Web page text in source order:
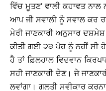
ਵਿੱਚ ਮੂਤਣ’ ਵਾਲੀ ਕਹਾਵਤ
ਆਪ ਜੀ ਸਵਾਲੀ ਨੂੰ ਸਵਾਲ ਕਰ
ਮੇਰੀ ਜਾਣਕਾਰੀ ਅਨੁਸਾਰ
ਕੀਤੀ ਗਈ ੨੩ ਪੋਹ ਨੂੰ ਨਹੀਂ
ਹੈ ਤਾਂ ਫ਼ਿਲਹਾਲ ਵਿਦਵਾਨ
ਸਹੀ ਜਾਣਕਾਰੀ ਦੇਣ। ਜੇ
ਲਵਾਂਗਾ। ਗਲਤੀ ਸਵੀਕਾਰ